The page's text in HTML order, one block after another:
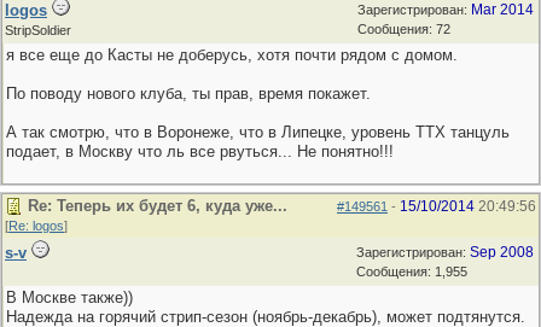
Зарегистрирован: Mar 2014
Сообщения: 72
logos
StripSoldier
я все еще до Касты не доберусь, хотя почти рядом с домом.
По поводу нового клуба, ты прав, время покажет.
А так смотрю, что в Воронеже, что в Липецке, уровень ТТХ танцуль
подает, в Москву что ль все рвуться... Не понятно!!!
#149561 - 15/10/2014 20:49:56
Re: Теперь их будет 6, куда уже...
[Re: logos]
Зарегистрирован: Sep 2008
Сообщения: 1,955
s-v
В Москве также))
Надежда на горячий стрип-сезон (ноябрь-декабрь), может подтянутся.